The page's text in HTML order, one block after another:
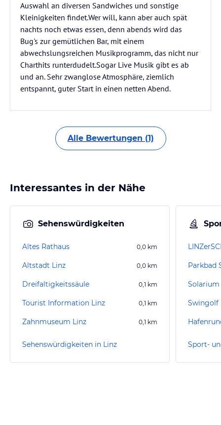
Auswahl an diversen Sandwiches und sonstige
Kleinigkeiten findet.Wer will, kann aber auch spät
nachts noch etwas essen, denn abends wird das
Bug's zur gemütlichen Bar, mit einem
abwechslungsreichen Musikprogramm, das nicht nur
Charthits runterdudelt.Sogar Live Musik gibt es ab
und an. Sehr zwanglose Atmosphäre, ziemlich
entspannt, guter Start in einen netten Abend.
Alle Bewertungen (1)
Interessantes in der Nähe
Sehenswürdigkeiten
Altes Rathaus 0,0 km
Altstadt Linz 0,0 km
Dreifaltigkeitssäule 0,1 km
Tourist Information Linz 0,1 km
Zahnmuseum Linz 0,1 km
Sehenswürdigkeiten in Linz
Parkbad
Solarium
Swingolf
Sport-